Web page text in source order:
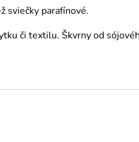
sviečky parafínové.
či textilu. Škvrny od